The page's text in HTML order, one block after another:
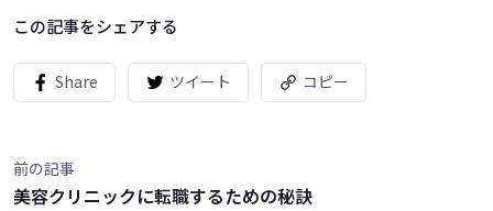
この記事をシェアする
Share ツイート コピー
前の記事
美容クリニックに転職するための秘訣